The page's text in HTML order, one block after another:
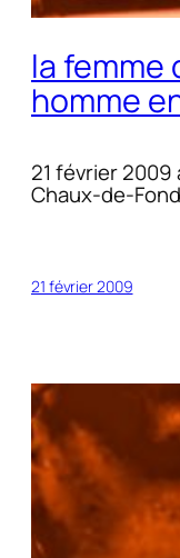
la femme
homme
21 février 2009
Chaux-de-
21 février 2009